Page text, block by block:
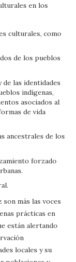
en los
culturales, como
de los pueblos
las identidades
indígenas,
asociados al
de vida
ancestrales de los
forzado
más las voces
prácticas en
están alertando
locales y su